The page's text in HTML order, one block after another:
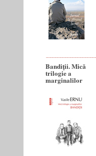
Bandiţii. Mică
trilogie a
marginalilor